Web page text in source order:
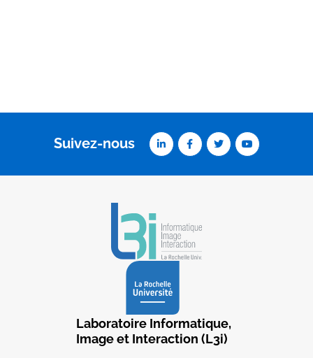
Suivez-nous
Laboratoire Informatique,
Image et Interaction (L3i)